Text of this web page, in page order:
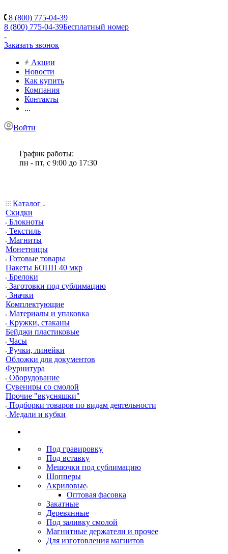
8 (800) 775-04-39
8 (800) 775-04-39Бесплатный номер
Заказать звонок
Акции
Новости
Как купить
Компания
Контакты
...
Войти
График работы:
пн - пт, с 9:00 до 17:30
Каталог
Скидки
Блокноты
Текстиль
Магниты
Монетницы
Готовые товары
Пакеты БОПП 40 мкр
Брелоки
Заготовки под сублимацию
Значки
Комплектующие
Материалы и упаковка
Кружки, стаканы
Бейджи пластиковые
Часы
Ручки, линейки
Обложки для документов
Фурнитура
Оборудование
Сувениры со смолой
Прочие "вкусняшки"
Подборки товаров по видам деятельности
Медали и кубки
Под гравировку
Под вставку
Мешочки под сублимацию
Шопперы
Акриловые
Оптовая фасовка
Закатные
Деревянные
Под заливку смолой
Магнитные держатели и прочее
Для изготовления магнитов